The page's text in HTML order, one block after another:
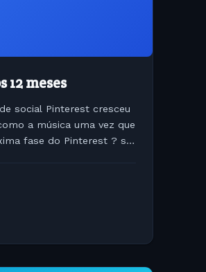
meses
social Pinterest cresceu
a música uma vez que
fase do Pinterest ? ser